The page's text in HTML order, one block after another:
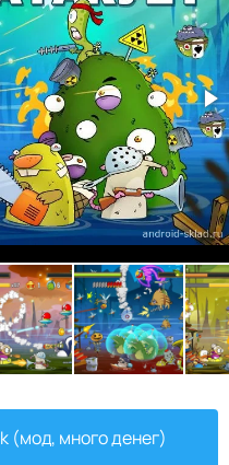
(мод, много денег)